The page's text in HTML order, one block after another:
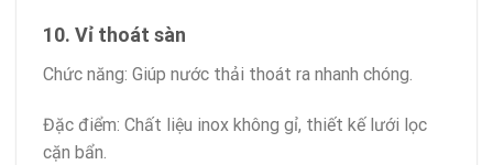
10. Vỉ thoát sàn
Chức năng: Giúp nước thải thoát ra nhanh chóng.
Đặc điểm: Chất liệu inox không gỉ, thiết kế lưới lọc
cặn bẩn.